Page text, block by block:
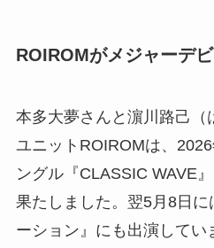
ROIROMがメジャーデ
本多大夢さんと濵川路己（
ユニットROIROMは、
ングル『CLASSIC WAVE
果たしました。翌5月8日
ーション』にも出演して